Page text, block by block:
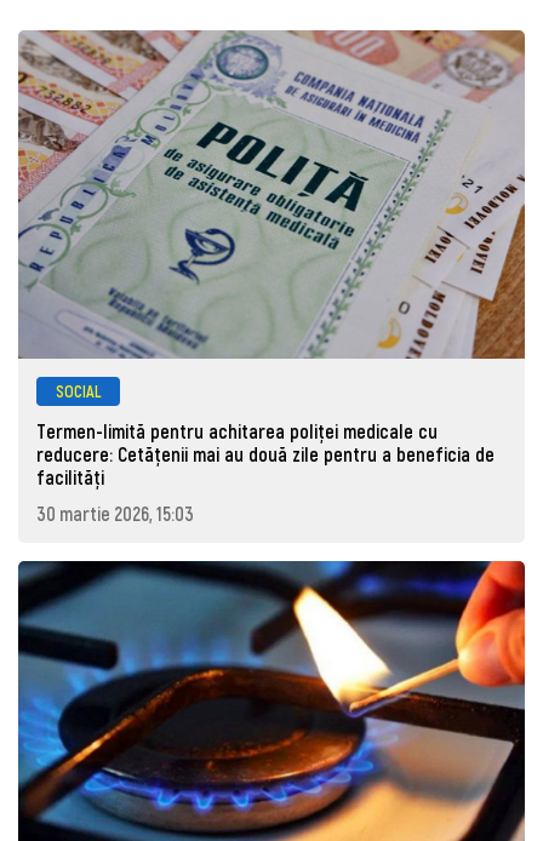
SOCIAL
Termen-limită pentru achitarea poliței medicale cu
reducere: Cetățenii mai au două zile pentru a beneficia de
facilități
30 martie 2026, 15:03